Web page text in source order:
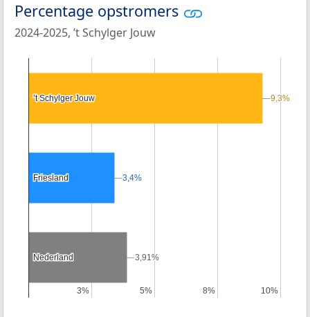
Percentage opstromers
2024-2025, ’t Schylger Jouw
3%
3% 5%
5% 8%
8% 10%
10%
’t Schylger Jouw
’t Schylger Jouw
Friesland
Friesland
Nederland
Nederland
9,3%
9,3%
3,4%
3,4%
3,91%
3,91%